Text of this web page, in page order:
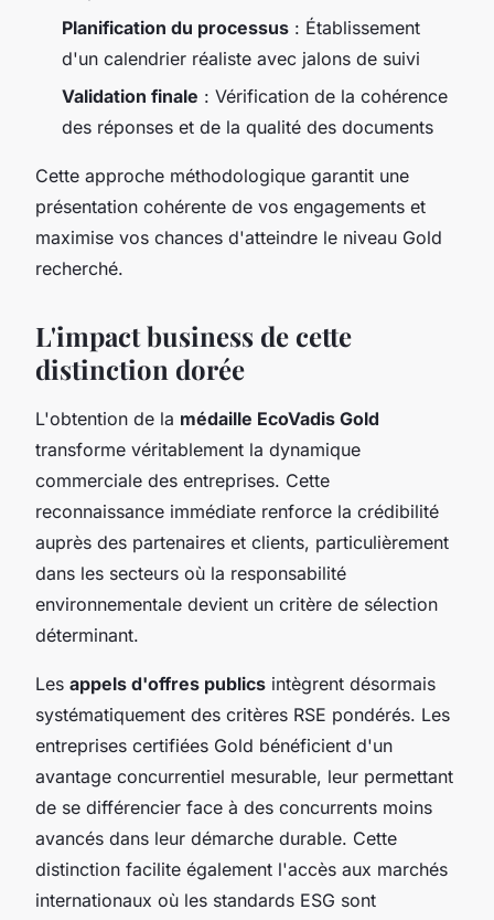
Planification du processus : Établissement
d'un calendrier réaliste avec jalons de suivi
Validation finale : Vérification de la cohérence
des réponses et de la qualité des documents
Cette approche méthodologique garantit une
présentation cohérente de vos engagements et
maximise vos chances d'atteindre le niveau Gold
recherché.
L'impact business de cette
distinction dorée
L'obtention de la médaille EcoVadis Gold
transforme véritablement la dynamique
commerciale des entreprises. Cette
reconnaissance immédiate renforce la crédibilité
auprès des partenaires et clients, particulièrement
dans les secteurs où la responsabilité
environnementale devient un critère de sélection
déterminant.
Les appels d'offres publics intègrent désormais
systématiquement des critères RSE pondérés. Les
entreprises certifiées Gold bénéficient d'un
avantage concurrentiel mesurable, leur permettant
de se différencier face à des concurrents moins
avancés dans leur démarche durable. Cette
distinction facilite également l'accès aux marchés
internationaux où les standards ESG sont